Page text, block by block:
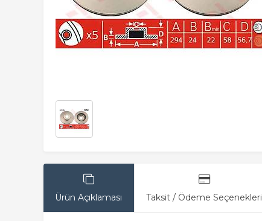
Ürün Açıklaması Taksit / Ödeme Seçenekleri